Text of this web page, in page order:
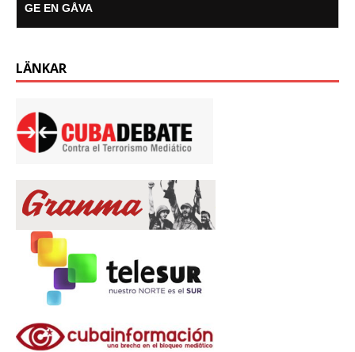
GE EN GÅVA
LÄNKAR